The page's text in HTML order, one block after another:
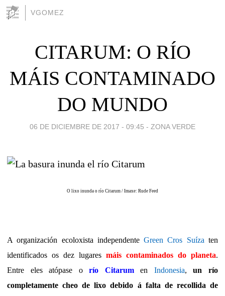
VGOMEZ
CITARUM: O RÍO
MÁIS CONTAMINADO
DO MUNDO
06 DE DICIEMBRE DE 2017 - 09:45 - ZONA VERDE
O lixo inunda o río Citarum / Imaxe: Rude Feed
A organización ecoloxista independenteGreen Cros Suíza ten
identificados os dez lugares máis contaminados do planeta.
Entre eles atópase orío Citarumen Indonesia,un río
completamente cheo de lixo debido á falta de recollida de